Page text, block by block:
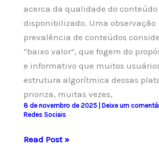
acerca da qualidade do conteúdo
disponibilizado. Uma observação
prevalência de conteúdos
“baixo valor”, que fogem do
e informativo que muitos
estrutura algorítmica dessas
prioriza, muitas vezes,
8 de novembro de 2025 Deixe um
Redes Sociais
O
Read Post »